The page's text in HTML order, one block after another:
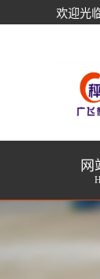
欢迎光
网